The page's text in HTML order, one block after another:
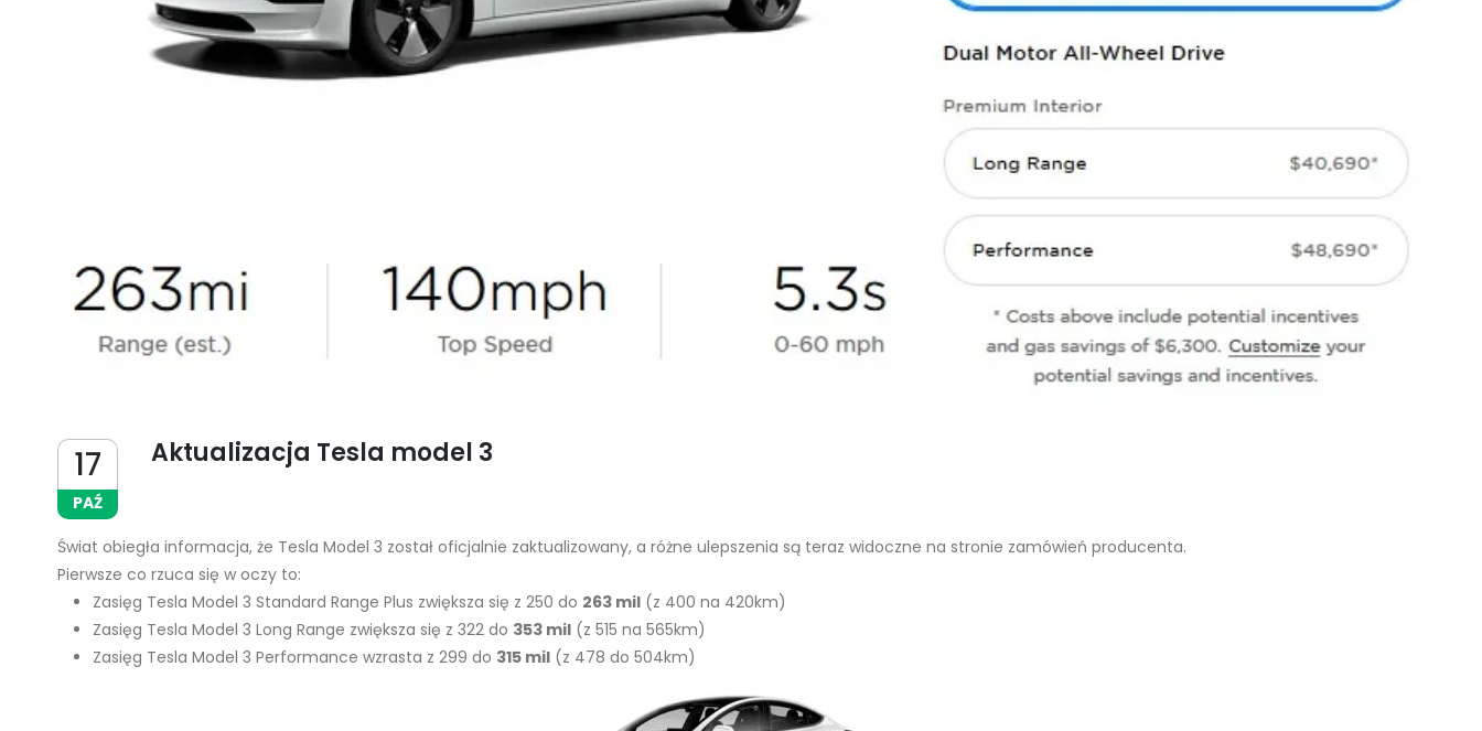
17
PAŹ
Aktualizacja Tesla model 3
Świat obiegła informacja, że Tesla Model 3 został oficjalnie zaktualizowany, a różne ulepszenia są teraz widoczne na stronie zamówień producenta.
Pierwsze co rzuca się w oczy to:
Zasięg Tesla Model 3 Standard Range Plus zwiększa się z 250 do 263 mil (z 400 na 420km)
Zasięg Tesla Model 3 Long Range zwiększa się z 322 do 353 mil (z 515 na 565km)
Zasięg Tesla Model 3 Performance wzrasta z 299 do 315 mil (z 478 do 504km)